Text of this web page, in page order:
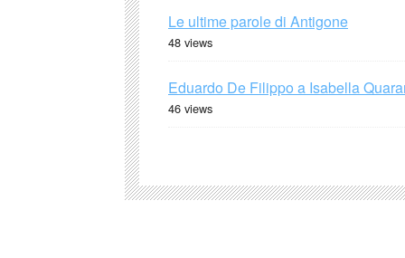
Le ultime parole di Antigone
48 views
Eduardo De Filippo a Isabella
46 views